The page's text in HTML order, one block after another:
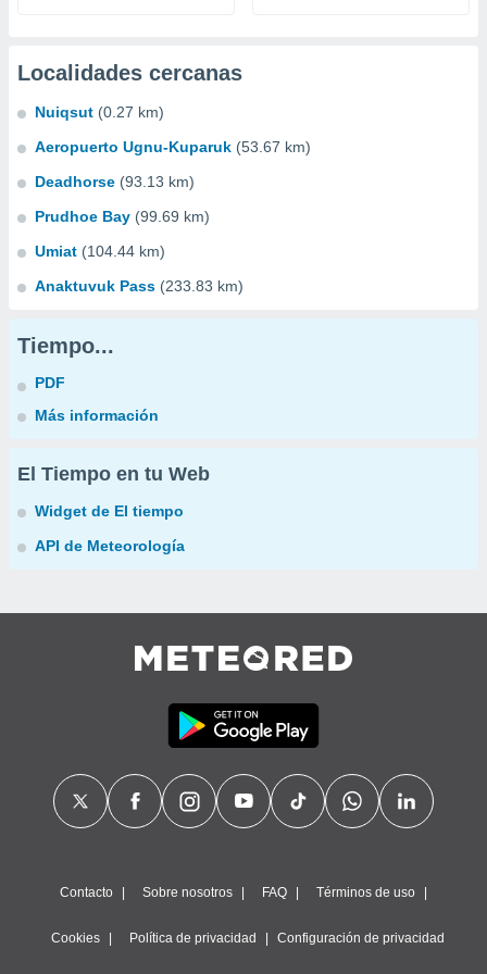
Localidades cercanas
Nuiqsut (0.27 km)
Aeropuerto Ugnu-Kuparuk (53.67 km)
Deadhorse (93.13 km)
Prudhoe Bay (99.69 km)
Umiat (104.44 km)
Anaktuvuk Pass (233.83 km)
Tiempo...
PDF
Más información
El Tiempo en tu Web
Widget de El tiempo
API de Meteorología
Contacto Sobre nosotros FAQ Términos de uso
Cookies Política de privacidad Configuración de privacidad